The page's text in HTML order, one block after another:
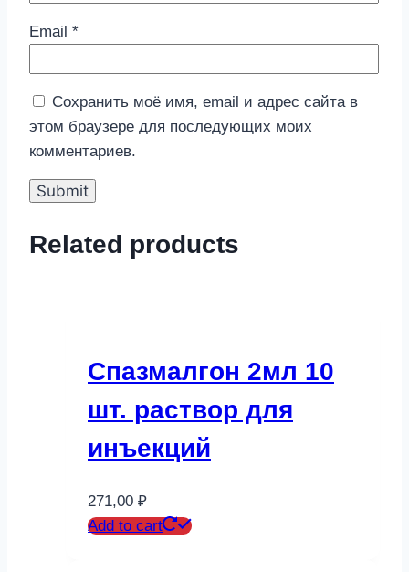
Email *
Сохранить моё имя, email и адрес сайта в
этом браузере для последующих моих
комментариев.
Related products
Спазмалгон 2мл 10
шт. раствор для
инъекций
271,00 ₽
Add to cart